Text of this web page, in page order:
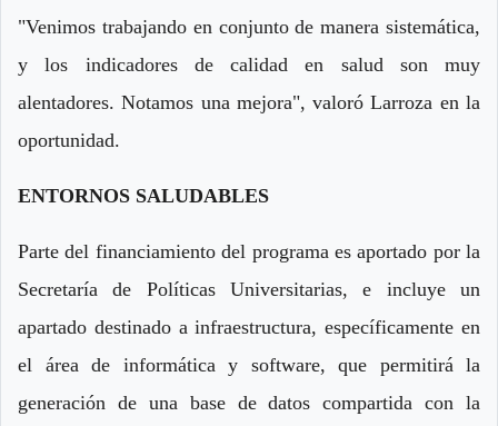
"Venimos trabajando en conjunto de manera sistemática,
y los indicadores de calidad en salud son muy
alentadores. Notamos una mejora", valoró Larroza en la
oportunidad.
ENTORNOS SALUDABLES
Parte del financiamiento del programa es aportado por la
Secretaría de Políticas Universitarias, e incluye un
apartado destinado a infraestructura, específicamente en
el área de informática y software, que permitirá la
generación de una base de datos compartida con la